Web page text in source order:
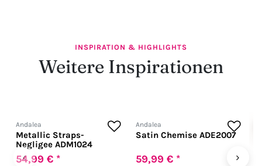
INSPIRATION & HIGHLIGHTS
Weitere Inspirationen
‹
Andalea
Metallic Straps-
Negligee ADM1024
54,99 € *
Andalea
Satin Chemise ADE2007
59,99 € * ›